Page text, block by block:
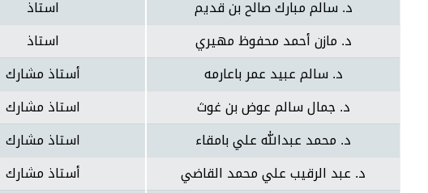
د. سالم مبارك صالح بن قديم
استاذ
د. مازن أحمد محفوظ مهيري
استاذ
د. سالم عبيد عمر باعارمه
أستاذ مشارك
د. جمال سالم عوض بن غوث
استاذ مشارك
د. محمد عبدالله علي بامقاء
استاذ مشارك
د. عبد الرقيب علي محمد القاضي
أستاذ مشارك